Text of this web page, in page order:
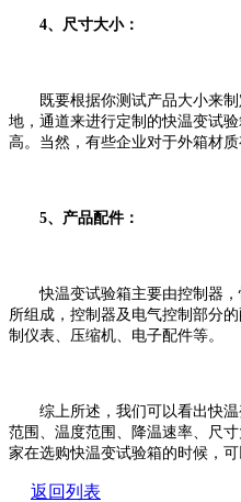
4、尺寸大小：
既要根据你测试产品大小来制
地，通道来进行定制的快温变试
高。当然，有些企业对于外箱材
5、产品配件：
快温变试验箱主要由控制器，
所组成，控制器及电气控制部分
制仪表、压缩机、电子配件等。
综上所述，我们可以看出快温
范围、温度范围、降温速率、尺
家在选购快温变试验箱的时候，可
返回列表